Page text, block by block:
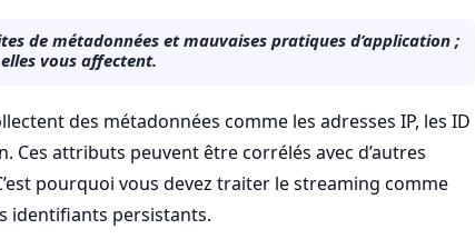
de métadonnées et mauvaises pratiques d’application ;
vous affectent.
des métadonnées comme les adresses IP, les ID
Ces attributs peuvent être corrélés avec d’autres
pourquoi vous devez traiter le streaming comme
identifiants persistants.